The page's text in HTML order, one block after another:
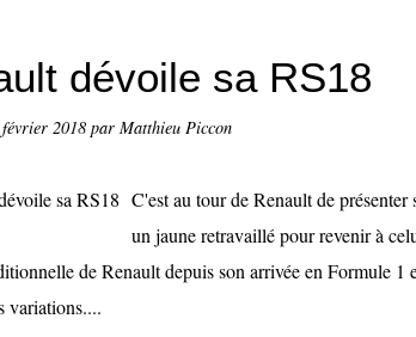
dévoile sa RS18
2018 par Matthieu Piccon
C'est au tour de Renault de
un jaune retravaillé pour revenir à
de Renault depuis son arrivée en Formule 1
variations....